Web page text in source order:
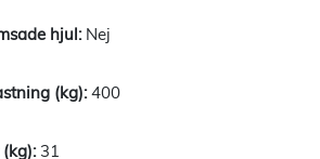
Nej
400
31